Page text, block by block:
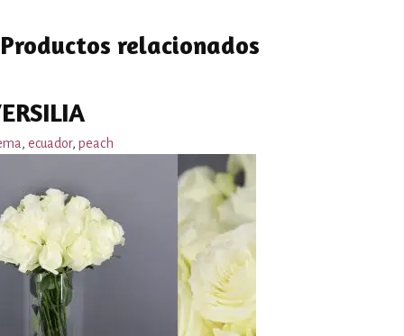
Productos relacionados
, ecuador, peach